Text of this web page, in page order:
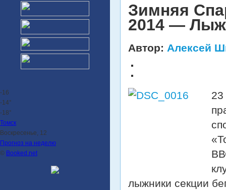
-16
-14°
-18°
Томск
Воскресенье, 12
Прогноз на неделю
© Booked.net
Зимняя
2014 —
Автор: Алексей
23
лыжники секции